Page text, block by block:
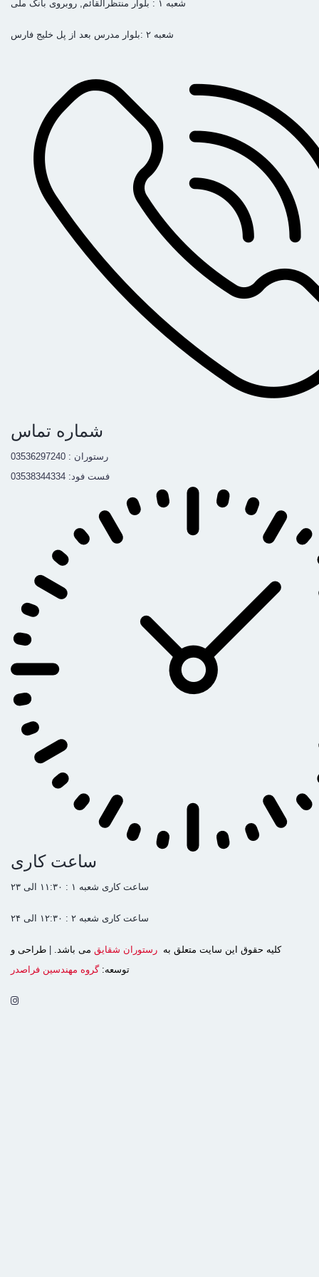
شعبه ۱ : بلوار منتظرالقائم, روبروی بانک ملی
شعبه ۲ :بلوار مدرس بعد از پل خلیج فارس
شماره تماس
رستوران : 03536297240
فست فود: 03538344334
ساعت کاری
ساعت کاری شعبه ۱ : ۱۱:۳۰ الی ۲۳
ساعت کاری شعبه ۲ : ۱۲:۳۰ الی ۲۴
کليه حقوق اين سايت متعلق به رستوران شقایق می باشد. | طراحی و
توسعه: گروه مهندسین فراصدر